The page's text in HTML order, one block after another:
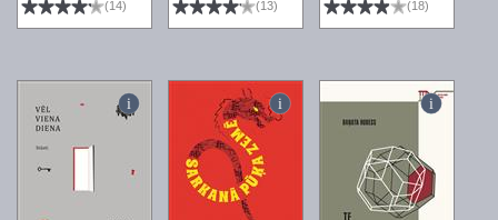
(14)
(13)
(18)